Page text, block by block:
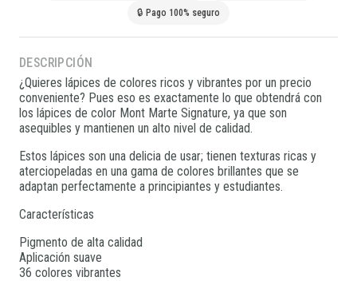
🔒 Pago 100% seguro
DESCRIPCIÓN
¿Quieres lápices de colores ricos y vibrantes por un precio
conveniente? Pues eso es exactamente lo que obtendrá con
los lápices de color Mont Marte Signature, ya que son
asequibles y mantienen un alto nivel de calidad.
Estos lápices son una delicia de usar; tienen texturas ricas y
aterciopeladas en una gama de colores brillantes que se
adaptan perfectamente a principiantes y estudiantes.
Características
Pigmento de alta calidad
Aplicación suave
36 colores vibrantes